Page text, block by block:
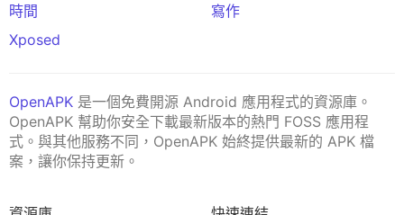
時間
寫作
Xposed
OpenAPK 是一個免費開源 Android 應用程式的資源庫。
OpenAPK 幫助你安全下載最新版本的熱門 FOSS 應用程
式。與其他服務不同，OpenAPK 始終提供最新的 APK 檔
案，讓你保持更新。